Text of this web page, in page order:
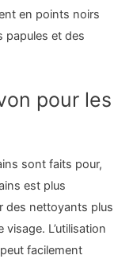
en points noirs
papules et des
pour les
sont faits pour,
est plus
des nettoyants plus
L’utilisation
facilement